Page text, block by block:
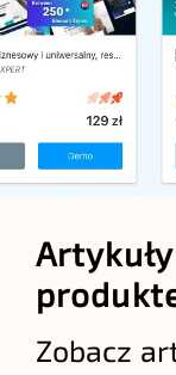
Zobacz